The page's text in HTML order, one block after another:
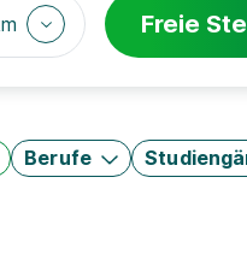
Freie
Berufe